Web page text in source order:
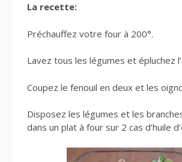
La recette:
Préchauffez votre four à 200°.
Lavez tous les légumes et épluchez
Coupez le fenouil en deux et les
Disposez les légumes et les
dans un plat à four sur 2 cas d’huile